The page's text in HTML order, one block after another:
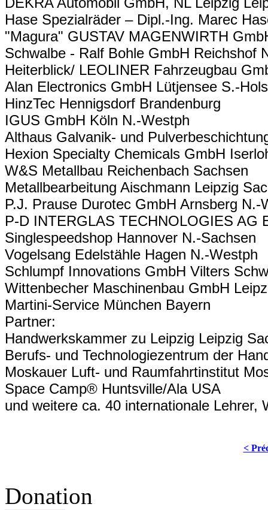
Hase Spezialräder – Dipl.-Ing. Marec
"Magura" GUSTAV MAGENWIRTH
Schwalbe - Ralf Bohle GmbH Reichshof
Heiterblick/ LEOLINER Fahrzeugbau
Alan Electronics GmbH Lütjensee S.-
HinzTec Hennigsdorf Brandenburg
IGUS GmbH Köln N.-Westph
Althaus Galvanik- und
Hexion Specialty Chemicals GmbH
W&S Metallbau Reichenbach Sachsen
Metallbearbeitung Aischmann Leipzig
P.J. Prause Durotec GmbH Arnsberg N.-
P-D INTERGLAS TECHNOLOGIES AG
Singlespeedshop Hannover N.-Sachsen
Vogelsang Edelstähle Hagen N.-Westph
Schlumpf Innovations GmbH Vilters
Wittenbecher Maschinenbau GmbH
Martini-Service München Bayern
Partner:
Handwerkskammer zu Leipzig Leipzig
Berufs- und Technologiezentrum der
Moskauer Luft- und Raumfahrtinstitut
Space Camp® Huntsville/Ala USA
und weitere ca. 40 internationale Lehrer,
<
Donation